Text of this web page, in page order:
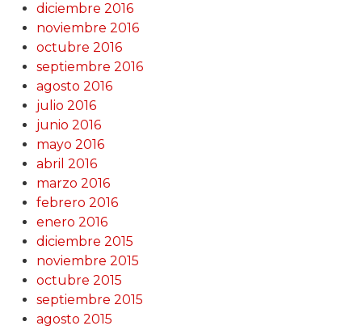
diciembre 2016
noviembre 2016
octubre 2016
septiembre 2016
agosto 2016
julio 2016
junio 2016
mayo 2016
abril 2016
marzo 2016
febrero 2016
enero 2016
diciembre 2015
noviembre 2015
octubre 2015
septiembre 2015
agosto 2015